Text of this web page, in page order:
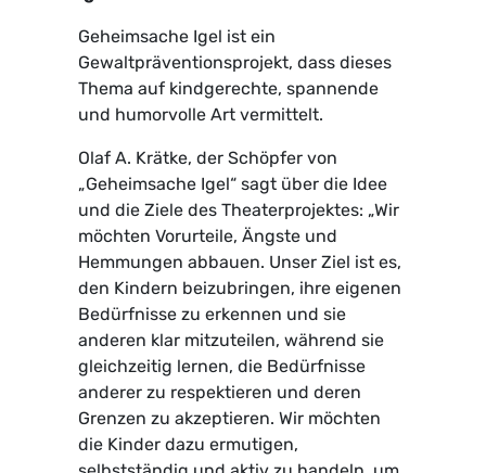
Geheimsache Igel ist ein
Gewaltpräventionsprojekt, dass dieses
Thema auf kindgerechte, spannende
und humorvolle Art vermittelt.
Olaf A. Krätke, der Schöpfer von
„Geheimsache Igel“ sagt über die Idee
und die Ziele des Theaterprojektes: „Wir
möchten Vorurteile, Ängste und
Hemmungen abbauen. Unser Ziel ist es,
den Kindern beizubringen, ihre eigenen
Bedürfnisse zu erkennen und sie
anderen klar mitzuteilen, während sie
gleichzeitig lernen, die Bedürfnisse
anderer zu respektieren und deren
Grenzen zu akzeptieren. Wir möchten
die Kinder dazu ermutigen,